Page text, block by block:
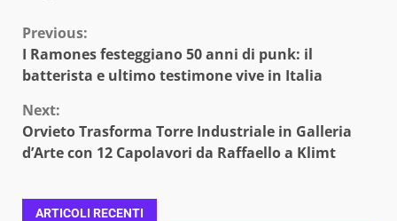
Continue
Reading
Previous:
I Ramones festeggiano 50 anni di punk: il
batterista e ultimo testimone vive in Italia
Next:
Orvieto Trasforma Torre Industriale in Galleria
d’Arte con 12 Capolavori da Raffaello a Klimt
ARTICOLI RECENTI